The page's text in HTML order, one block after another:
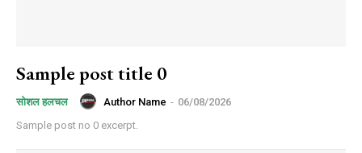
Sample post title 0
सोशल हलचल Author Name - 06/08/2026
Sample post no 0 excerpt.